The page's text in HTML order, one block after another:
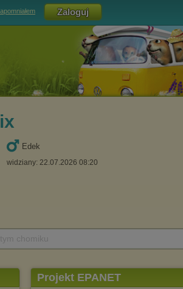
Edek
widziany: 22.07.2026 08:20
Projekt EPANET